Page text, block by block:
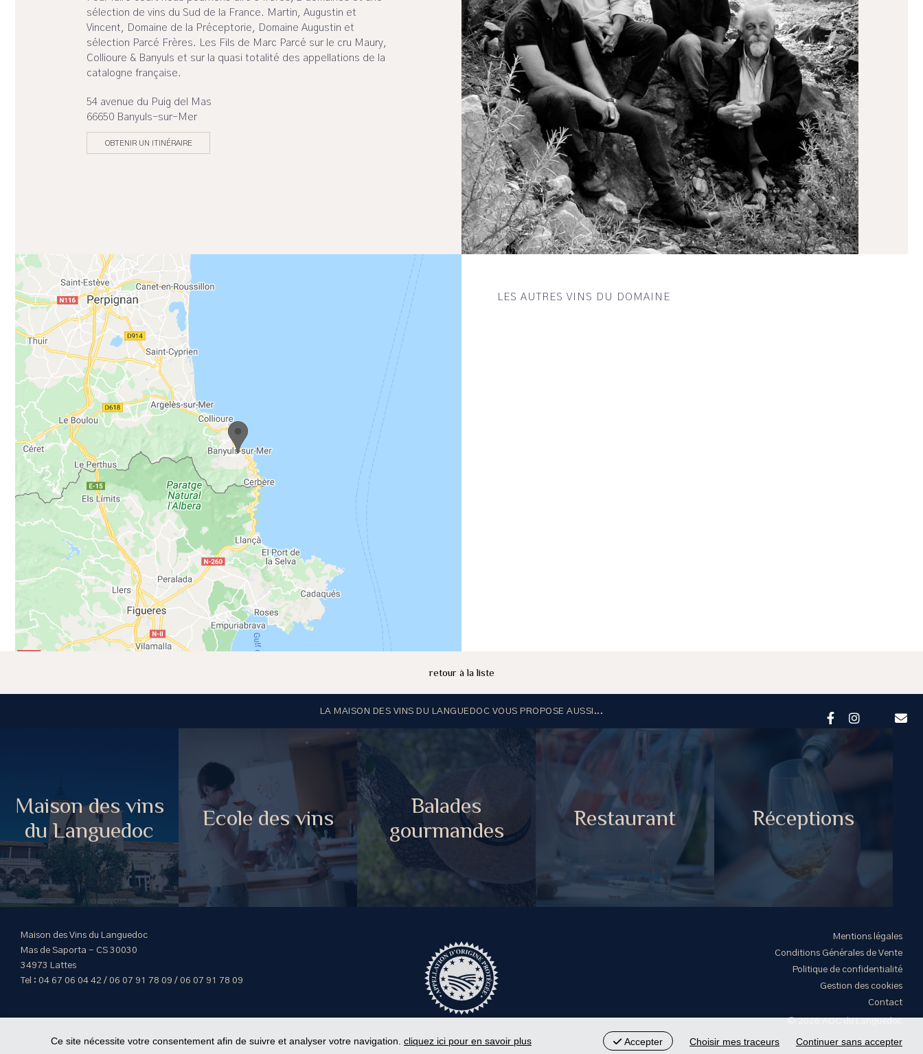
sélection de vins du Sud de la France. Martin, Augustin et
Vincent, Domaine de la Préceptorie, Domaine Augustin et
sélection Parcé Frères. Les Fils de Marc Parcé sur le cru Maury,
Collioure & Banyuls et sur la quasi totalité des appellations de la
catalogne française.
54 avenue du Puig del Mas
66650 Banyuls-sur-Mer
OBTENIR UN ITINÉRAIRE
LES AUTRES VINS DU DOMAINE
retour à la liste
LA MAISON DES VINS DU LANGUEDOC VOUS PROPOSE AUSSI...
Maison des vins
du Languedoc
Ecole des vins
Balades
gourmandes
Restaurant Réceptions
Maison des Vins du Languedoc
Mas de Saporta - CS 30030
34973 Lattes
Tel : 04 67 06 04 42 / 06 07 91 78 09 / 06 07 91 78 09
Mentions légales
Conditions Générales de Vente
Politique de confidentialité
Gestion des cookies
Contact
Ce site nécessite votre consentement afin de suivre et analyser votre navigation. cliquez ici pour en savoir plus Accepter Choisir mes traceurs Continuer sans accepter